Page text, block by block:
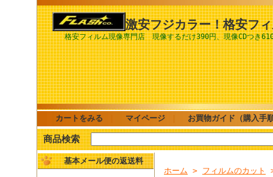
激安フジカラー！格安フ
格安フィルム現像専門店 現像するだけ390円、現像CDつき
カートをみる マイページ お買物ガイド（購入手
商品検索
基本メール便の返送料
ホーム > フィルムのカット